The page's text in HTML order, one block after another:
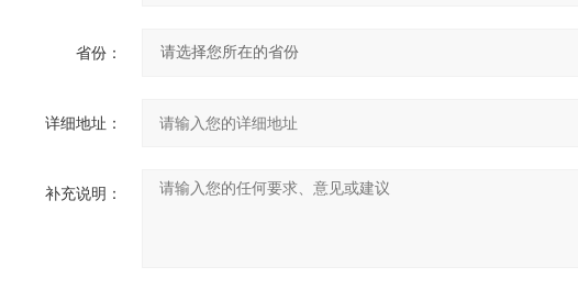
省份：
详细地址：
补充说明：